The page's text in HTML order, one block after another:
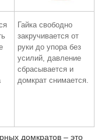
Гайка свободно
закручивается от
руки до упора без
усилий, давление
сбрасывается и
домкрат снимается.
домкратов – это